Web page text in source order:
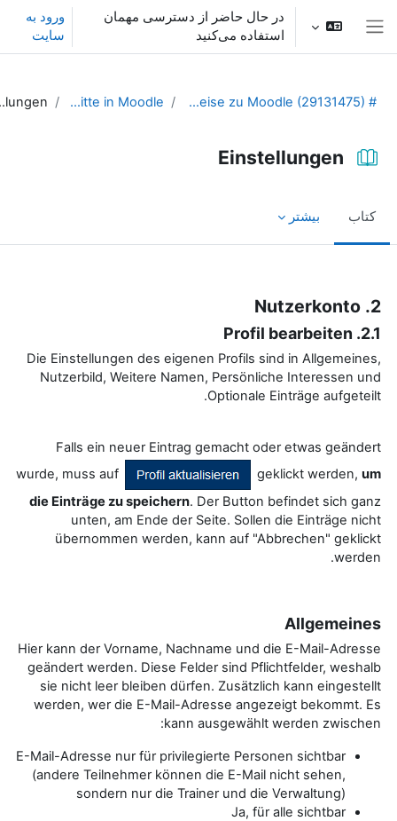
به محتوای اصلی
در حال حاضر از دسترسی مهمان
استفاده می‌کنید
ورود به
سایت
# Allgemeine Hinweise zu Moodle (29131475)
Erste Schritte in Moodle
Einstellungen
Einstellungen
کتاب بیشتر
2. Nutzerkonto
2.1. Profil bearbeiten
Die Einstellungen des eigenen Profils sind in Allgemeines,
Nutzerbild, Weitere Namen, Persönliche Interessen und
Optionale Einträge aufgeteilt.
Falls ein neuer Eintrag gemacht oder etwas geändert
wurde, muss auf
geklickt werden,um
die Einträge zu speichern . Der Button befindet sich ganz
unten, am Ende der Seite. Sollen die Einträge nicht
übernommen werden, kann auf "Abbrechen" geklickt
werden.
Allgemeines
Hier kann der Vorname, Nachname und die E-Mail-Adresse
geändert werden. Diese Felder sind Pflichtfelder, weshalb
sie nicht leer bleiben dürfen. Zusätzlich kann eingestellt
werden, wer die E-Mail-Adresse angezeigt bekommt. Es
kann ausgewählt werden zwischen:
E-Mail-Adresse nur für privilegierte Personen sichtbar
(andere Teilnehmer können die E-Mail nicht sehen,
sondern nur die Trainer und die Verwaltung)
Ja, für alle sichtbar